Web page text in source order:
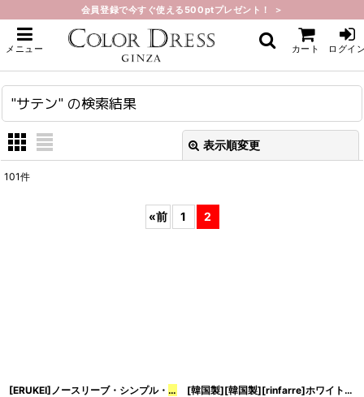
会員登録で今すぐ使える500ptプレゼント！ ＞
メニュー カート ログイ
ホーム > "サテン"の検索結果
"サテン" の検索結果
表示順変更
商品数1000点以上から探す
101件
«前 1 2
[ERUKEI]ノースリーブ・シンプル・
サテン・胸元ポイント・膝丈・ミニドレス
[韓国製][韓国製][rinfarre]ホワイト・長袖・オフショルダー・スリット・シンプル・